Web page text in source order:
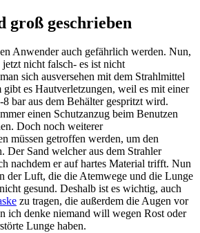
groß geschrieben
Anwender auch gefährlich werden. Nun,
nicht falsch- es ist nicht
sich ausversehen mit dem Strahlmittel
gibt es Hautverletzungen, weil es mit einer
bar aus dem Behälter gespritzt wird.
einen Schutzanzug beim Benutzen
Doch noch weiterer
müssen getroffen werden, um den
Der Sand welcher aus dem Strahler
nachdem er auf hartes Material trifft. Nun
der Luft, die die Atemwege und die Lunge
gesund. Deshalb ist es wichtig, auch
zu tragen, die außerdem die Augen vor
ich denke niemand will wegen Rost oder
Lunge haben.